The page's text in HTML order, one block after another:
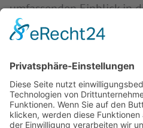
umfassenden Einblick in
Mindsets und praktische
hoffen, dass Sie aus
Erkenntnisse gewinnen
Weg zur Agilität